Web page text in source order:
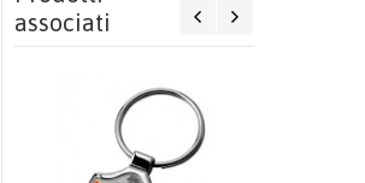
associati